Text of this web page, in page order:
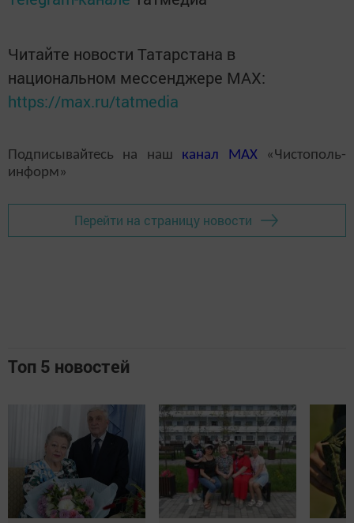
Читайте новости Татарстана в
национальном мессенджере MАХ:
https://max.ru/tatmedia
Подписывайтесь на наш канал MAX«Чистополь-
информ»
Перейти на страницу новости
Топ 5 новостей